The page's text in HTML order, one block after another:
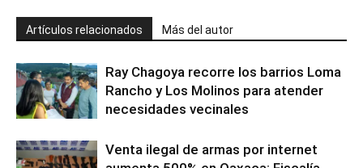
Artículos relacionados Más del autor
Ray Chagoya recorre los barrios Loma
Rancho y Los Molinos para atender
necesidades vecinales
Venta ilegal de armas por internet